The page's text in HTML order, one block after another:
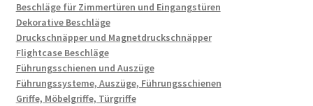
Beschläge für Zimmertüren und Eingangstüren
Dekorative Beschläge
Druckschnäpper und Magnetdruckschnäpper
Flightcase Beschläge
Führungsschienen und Auszüge
Führungssysteme, Auszüge, Führungsschienen
Griffe, Möbelgriffe, Türgriffe